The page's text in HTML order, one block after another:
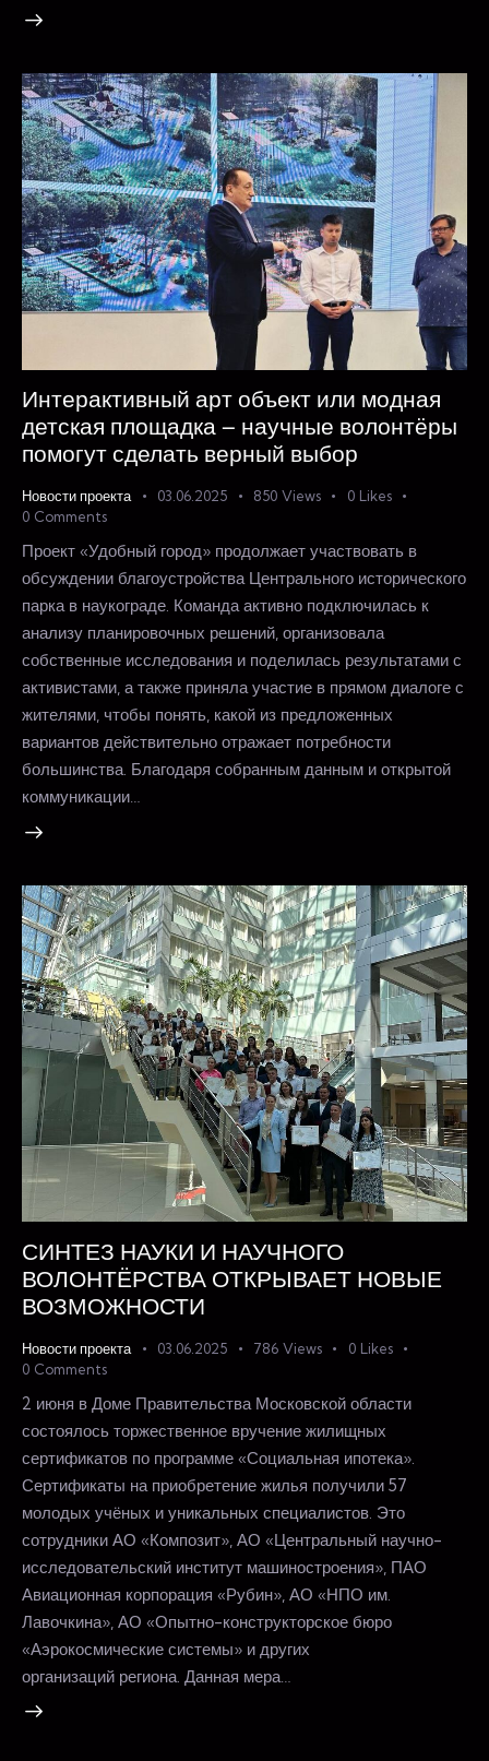
Интерактивный арт объект или модная
детская площадка – научные волонтёры
помогут сделать верный выбор
Новости проекта 03.06.2025 850 Views 0 Likes
0 Comments
Проект «Удобный город» продолжает участвовать в
обсуждении благоустройства Центрального исторического
парка в наукограде. Команда активно подключилась к
анализу планировочных решений, организовала
собственные исследования и поделилась результатами с
активистами, а также приняла участие в прямом диалоге с
жителями, чтобы понять, какой из предложенных
вариантов действительно отражает потребности
большинства. Благодаря собранным данным и открытой
коммуникации…
СИНТЕЗ НАУКИ И НАУЧНОГО
ВОЛОНТЁРСТВА ОТКРЫВАЕТ НОВЫЕ
ВОЗМОЖНОСТИ
Новости проекта 03.06.2025 786 Views 0 Likes
0 Comments
2 июня в Доме Правительства Московской области
состоялось торжественное вручение жилищных
сертификатов по программе «Социальная ипотека».
Сертификаты на приобретение жилья получили 57
молодых учёных и уникальных специалистов. Это
сотрудники АО «Композит», АО «Центральный научно-
исследовательский институт машиностроения», ПАО
Авиационная корпорация «Рубин», АО «НПО им.
Лавочкина», АО «Опытно-конструкторское бюро
«Аэрокосмические системы» и других
организаций региона. Данная мера…